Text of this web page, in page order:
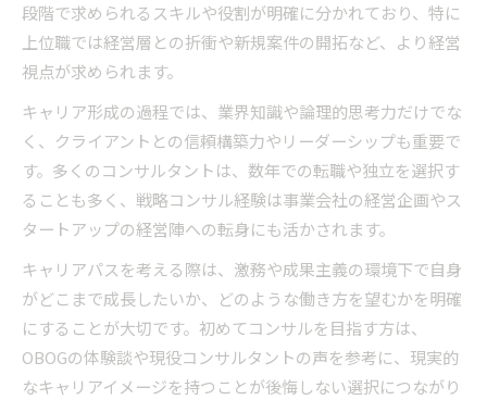
段階で求められるスキルや役割が明確に分かれており、特に
上位職では経営層との折衝や新規案件の開拓など、より経営
視点が求められます。
キャリア形成の過程では、業界知識や論理的思考力だけでな
く、クライアントとの信頼構築力やリーダーシップも重要で
す。多くのコンサルタントは、数年での転職や独立を選択す
ることも多く、戦略コンサル経験は事業会社の経営企画やス
タートアップの経営陣への転身にも活かされます。
キャリアパスを考える際は、激務や成果主義の環境下で自身
がどこまで成長したいか、どのような働き方を望むかを明確
にすることが大切です。初めてコンサルを目指す方は、
OBOGの体験談や現役コンサルタントの声を参考に、現実的
なキャリアイメージを持つことが後悔しない選択につながり